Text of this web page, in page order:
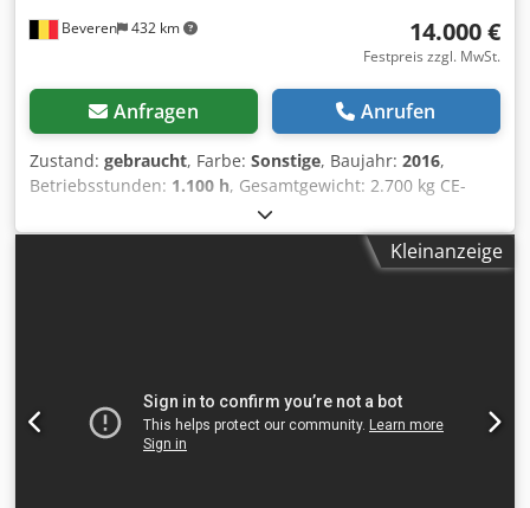
Beveren 432 km 14.000 €
Festpreis zzgl. MwSt.
Anfragen Anrufen
Zustand: gebraucht, Farbe: Sonstige, Baujahr: 2016,
Betriebsstunden: 1.100 h, Gesamtgewicht: 2.700 kg CE-
Kennzeichnung: ja Seriennummer: H2007793 Maschinen
zu verkaufen! Besuchen Sie unsere Website und
entdecken Sie eine Vielzahl sofort verfügbarer Maschinen.
Wir unterstützen Sie auf Niederländisch, Englisch,
Französisch, Deutsch, Spanisch und Russisch. Dkodsy R Uq
Eepfx Ak Ejr Entdecken Sie unser umfangreiches Angebot
Kleinanzeige